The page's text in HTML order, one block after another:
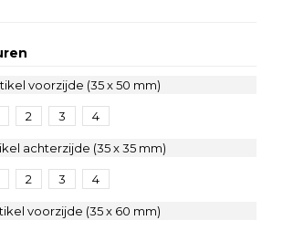
voorzijde (35 x 50 mm)
2 3 4
achterzijde (35 x 35 mm)
2 3 4
voorzijde (35 x 60 mm)